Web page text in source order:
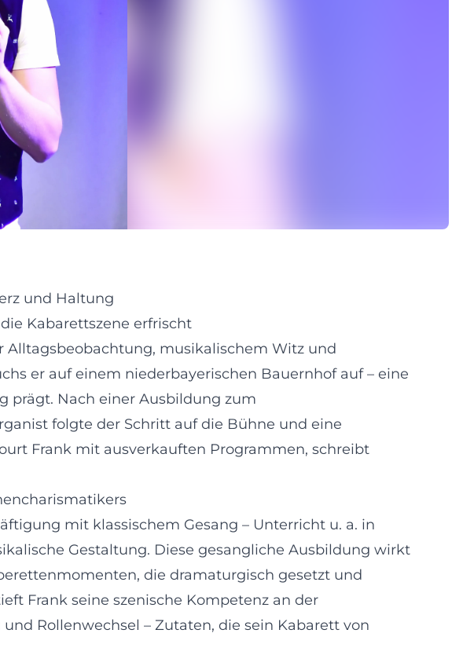
und Haltung
Kabarettszene erfrischt
musikalischem Witz und
er auf einem niederbayerischen Bauernhof auf – eine
prägt. Nach einer Ausbildung zum
folgte der Schritt auf die Bühne und eine
Frank mit ausverkauften Programmen, schreibt
mit klassischem Gesang – Unterricht u. a. in
Gestaltung. Diese gesangliche Ausbildung wirkt
die dramaturgisch gesetzt und
Frank seine szenische Kompetenz an der
Rollenwechsel – Zutaten, die sein Kabarett von